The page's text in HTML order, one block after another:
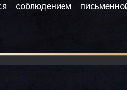
соблюдением